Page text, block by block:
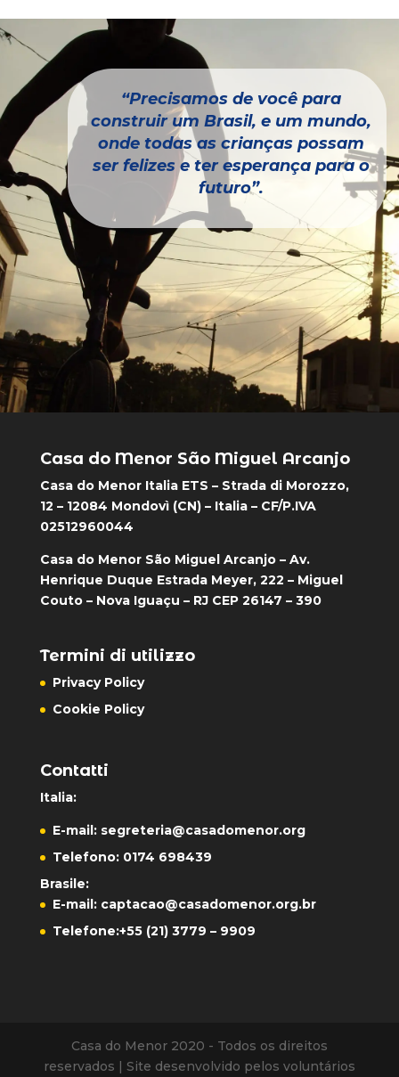
“Precisamos de você para
construir um Brasil, e um mundo,
onde todas as crianças possam
ser felizes e ter esperança para o
futuro”.
Casa do Menor São Miguel Arcanjo
Casa do Menor Italia ETS – Strada di Morozzo,
12 – 12084 Mondovì (CN) – Italia – CF/P.IVA
02512960044
Casa do Menor São Miguel Arcanjo – Av.
Henrique Duque Estrada Meyer, 222 – Miguel
Couto – Nova Iguaçu – RJ CEP 26147 – 390
Termini di utilizzo
Privacy Policy
Cookie Policy
Contatti
Italia:
E-mail: segreteria@casadomenor.org
Telefono: 0174 698439
Brasile:
E-mail: captacao@casadomenor.org.br
Telefone:+55 (21) 3779 – 9909
Casa do Menor 2020 - Todos os direitos
reservados | Site desenvolvido pelos voluntários